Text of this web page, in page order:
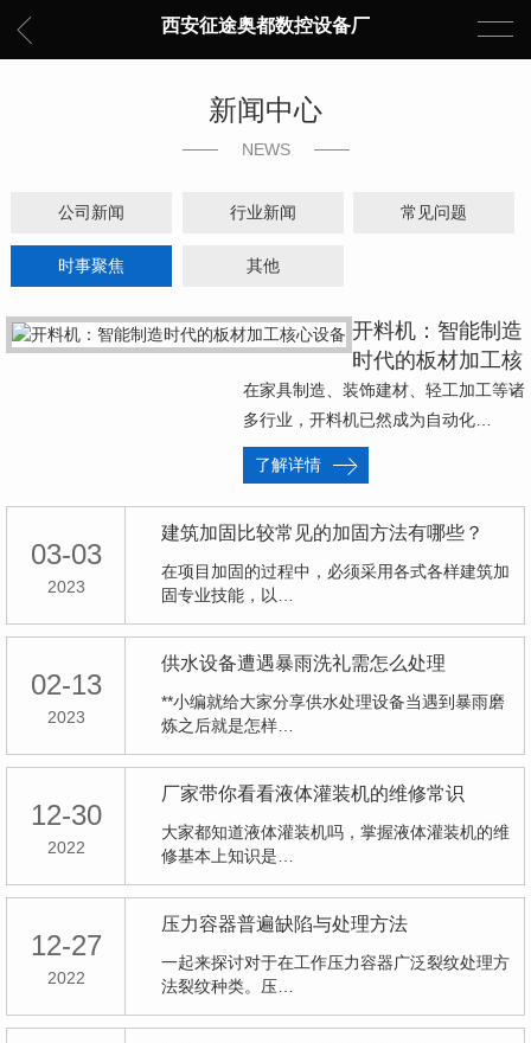
西安征途奥都数控设备厂
新闻中心
NEWS
公司新闻 行业新闻 常见问题
时事聚焦 其他
开料机：智能制造
时代的板材加工核
心设备
在家具制造、装饰建材、轻工加工等诸
多行业，开料机已然成为自动化…
了解详情
03-03
2023
建筑加固比较常见的加固方法有哪些？
在项目加固的过程中，必须采用各式各样建筑加
固专业技能，以…
02-13
2023
供水设备遭遇暴雨洗礼需怎么处理
**小编就给大家分享供水处理设备当遇到暴雨磨
炼之后就是怎样…
12-30
2022
厂家带你看看液体灌装机的维修常识
大家都知道液体灌装机吗，掌握液体灌装机的维
修基本上知识是…
12-27
2022
压力容器普遍缺陷与处理方法
一起来探讨对于在工作压力容器广泛裂纹处理方
法裂纹种类。压…